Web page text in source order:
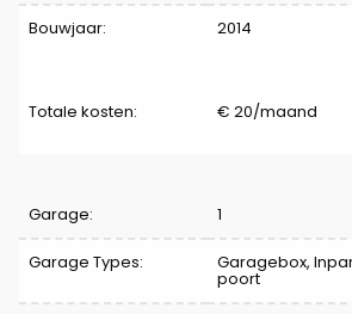
Bouwjaar: 2014
Totale kosten: € 20/maand
Indeling
Garage: 1
Garage Types: Garagebox,
poort